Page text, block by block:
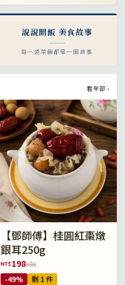
說說開飯 美食故事
每一道菜餚都是一個故事
看全部 ›
【鄧師傅】桂圓紅棗燉
銀耳250g
NT$ 198388
-49% 剩 1 件